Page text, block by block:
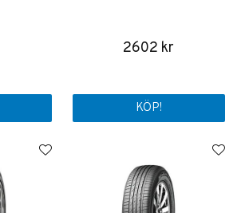
2602 kr
KÖP!